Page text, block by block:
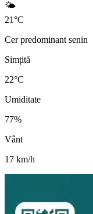
🌤️
21°C
Cer predominant senin
Simțită
22°C
Umiditate
77%
Vânt
17 km/h